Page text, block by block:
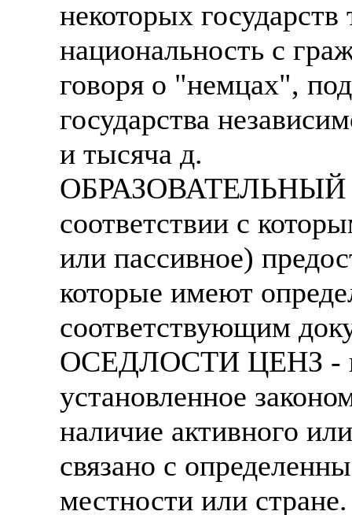
некоторых
национальность с
говоря о "немцах",
государства
и тысяча д.
ОБРАЗОВАТЕЛЬНЫЙ
соответствии с
или пассивное)
которые имеют
соответствующим
ОСЕДЛОСТИ ЦЕНЗ - в
установленное
наличие активного
связано с
местности или